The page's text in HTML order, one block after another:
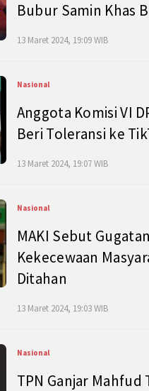
Bubur Samin Khas
13 Maret 2024, 19:09 WIB
Nasional
Anggota Komisi VI
Beri Toleransi ke
13 Maret 2024, 19:07 WIB
Nasional
MAKI Sebut
Kekecewaan
Ditahan
13 Maret 2024, 19:03 WIB
Nasional
TPN Ganjar